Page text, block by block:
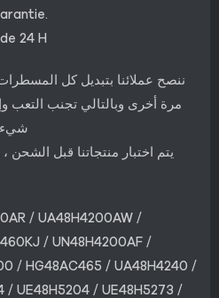
24 H
ننصح عملائنا بتبديل كل
مرة أخرى وبالتالي تجنب التعب
شيء
يتم اختبار منتجاتنا قبل الشحن
/ UA48H4200AW /
/ UN48H4200AF /
/ HG48AC465 / UA48H4240 /
/ UE48H5204 / UE48H5273 /